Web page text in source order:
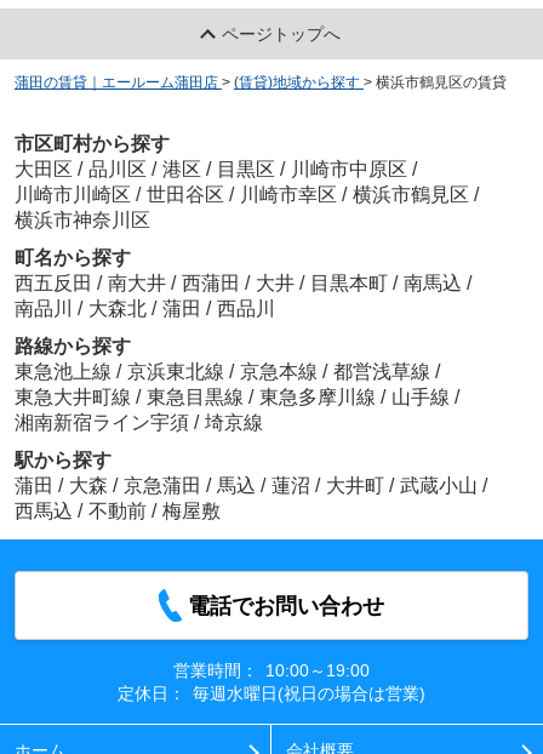
ページトップへ
蒲田の賃貸｜エールーム蒲田店 > (賃貸)地域から探す > 横浜市鶴見区の賃貸
市区町村から探す
大田区 / 品川区 / 港区 / 目黒区 / 川崎市中原区 /
川崎市川崎区 / 世田谷区 / 川崎市幸区 / 横浜市鶴見区 /
横浜市神奈川区
町名から探す
西五反田 / 南大井 / 西蒲田 / 大井 / 目黒本町 / 南馬込 /
南品川 / 大森北 / 蒲田 / 西品川
路線から探す
東急池上線 / 京浜東北線 / 京急本線 / 都営浅草線 /
東急大井町線 / 東急目黒線 / 東急多摩川線 / 山手線 /
湘南新宿ライン宇須 / 埼京線
駅から探す
蒲田 / 大森 / 京急蒲田 / 馬込 / 蓮沼 / 大井町 / 武蔵小山 /
西馬込 / 不動前 / 梅屋敷
電話でお問い合わせ
営業時間：
10:00～19:00
定休日：
毎週水曜日(祝日の場合は営業)